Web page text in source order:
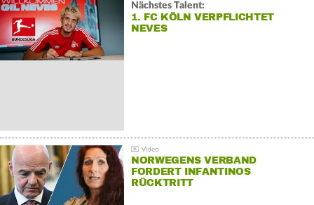
Nächstes Talent:
1. FC KÖLN VERPFLICHTET
NEVES
NORWEGENS VERBAND
FORDERT INFANTINOS
RÜCKTRITT